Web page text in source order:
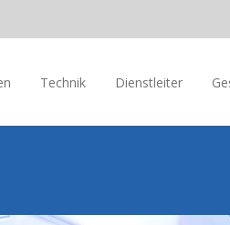
Technik Dienstleiter